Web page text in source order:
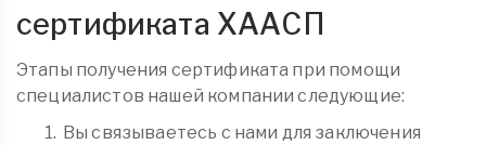
сертификата ХААСП
Этапы получения сертификата при помощи
специалистов нашей компании следующие:
Вы связываетесь с нами для заключения